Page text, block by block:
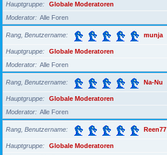
Hauptgruppe
Globale Moderatoren
Moderator
Alle Foren
Rang, Benutzername munja
Hauptgruppe
Globale Moderatoren
Moderator
Alle Foren
Rang, Benutzername Na-Nu
Hauptgruppe
Globale Moderatoren
Moderator
Alle Foren
Rang, Benutzername Reen77
Hauptgruppe
Globale Moderatoren